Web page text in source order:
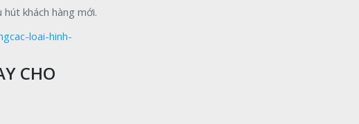
khách hàng mới.
loai-hinh-
CHO